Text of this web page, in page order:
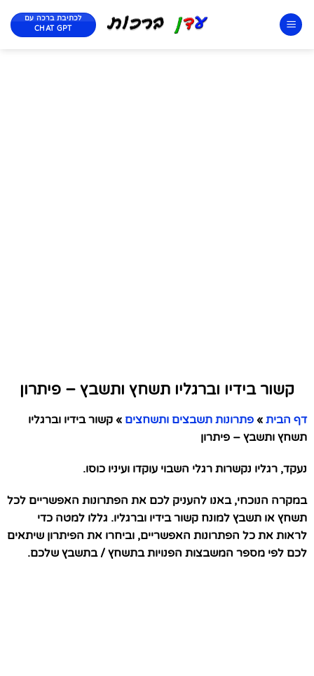
לכתיבת ברכה עם
CHAT GPT
קשור בידיו וברגליו תשחץ ותשבץ – פיתרון
דף הבית » פתרונות תשבצים ותשחצים » קשור בידיו וברגליו
תשחץ ותשבץ – פיתרון
נעקד, רגליו נקשרות רגלי השבוי עוקדו ועיניו כוסו.
במקרה הנוכחי, באנו להעניק לכם את הפתרונות האפשריים לכל
תשחץ או תשבץ למונח קשור בידיו וברגליו. גללו למטה כדי
לראות את כל הפתרונות האפשריים, וביחרו את הפיתרון שיתאים
לכם לפי מספר המשבצות הפנויות בתשחץ / בתשבץ שלכם.